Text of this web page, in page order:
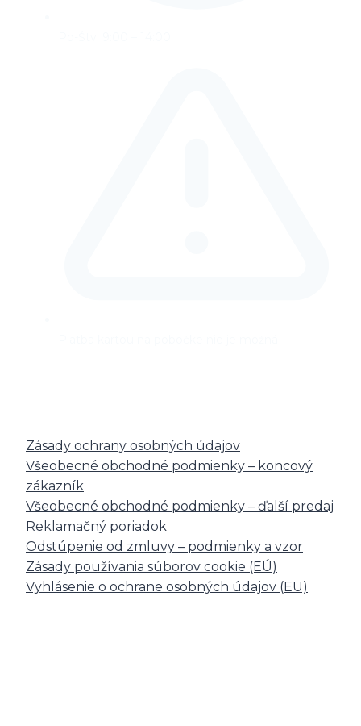
Zásady ochrany osobných údajov
Všeobecné obchodné podmienky – koncový
zákazník
Všeobecné obchodné podmienky – ďalší predaj
Reklamačný poriadok
Odstúpenie od zmluvy – podmienky a vzor
Zásady používania súborov cookie (EÚ)
Vyhlásenie o ochrane osobných údajov (EU)